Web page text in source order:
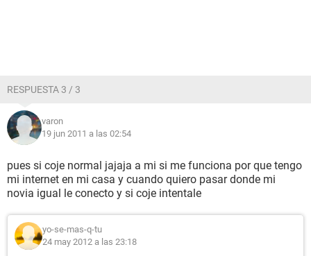
RESPUESTA 3 / 3
varon
19 jun 2011 a las 02:54
pues si coje normal jajaja a mi si me funciona por que tengo
mi internet en mi casa y cuando quiero pasar donde mi
novia igual le conecto y si coje intentale
yo-se-mas-q-tu
24 may 2012 a las 23:18